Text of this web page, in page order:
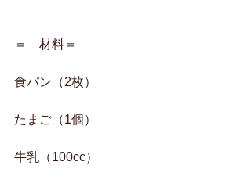
＝　材料＝
食パン（2枚）
たまご（1個）
牛乳（100cc）